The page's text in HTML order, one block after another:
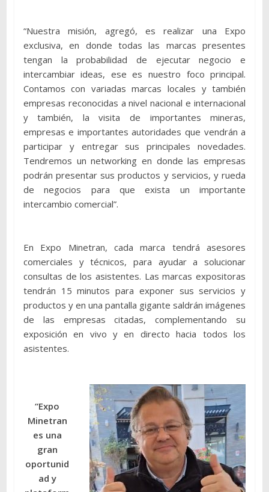
“Nuestra misión, agregó, es realizar una Expo
exclusiva, en donde todas las marcas presentes
tengan la probabilidad de ejecutar negocio e
intercambiar ideas, ese es nuestro foco principal.
Contamos con variadas marcas locales y también
empresas reconocidas a nivel nacional e internacional
y también, la visita de importantes mineras,
empresas e importantes autoridades que vendrán a
participar y entregar sus principales novedades.
Tendremos un networking en donde las empresas
podrán presentar sus productos y servicios, y rueda
de negocios para que exista un importante
intercambio comercial”.
En Expo Minetran, cada marca tendrá asesores
comerciales y técnicos, para ayudar a solucionar
consultas de los asistentes. Las marcas expositoras
tendrán 15 minutos para exponer sus servicios y
productos y en una pantalla gigante saldrán imágenes
de las empresas citadas, complementando su
exposición en vivo y en directo hacia todos los
asistentes.
“Expo
Minetran
es una
gran
oportunid
ad y